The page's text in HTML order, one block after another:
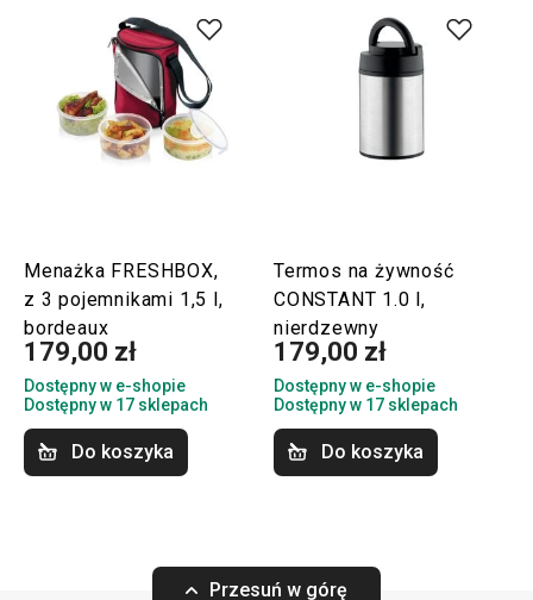
Menażka FRESHBOX,
z 3 pojemnikami 1,5 l,
bordeaux
179,00 zł
Dostępny w e-shopie
Dostępny w 17 sklepach
Do koszyka
Termos na żywność
CONSTANT 1.0 l,
nierdzewny
179,00 zł
Dostępny w e-shopie
Dostępny w 17 sklepach
Do koszyka
Przesuń w górę